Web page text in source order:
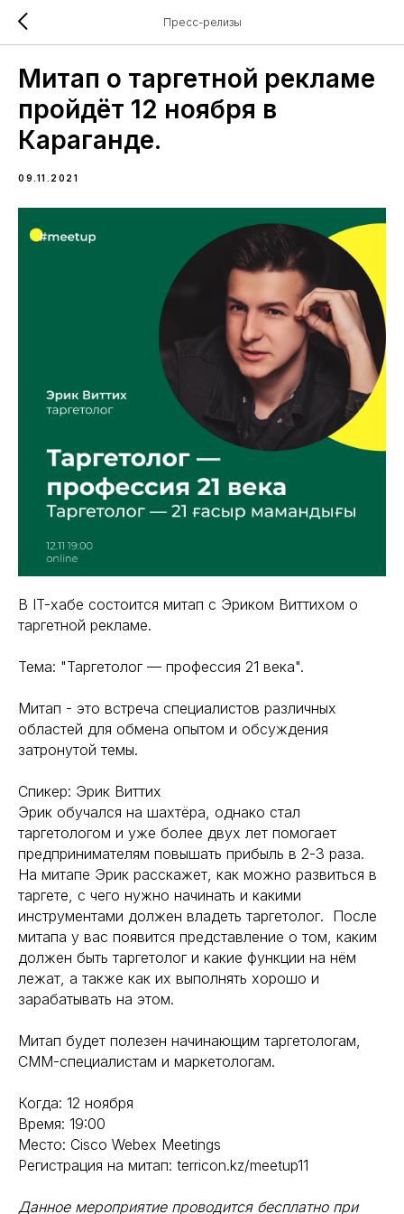
Пресс-релизы
Митап о таргетной рекламе
пройдёт 12 ноября в
Караганде.
09.11.2021
В IT-хабе состоится митап с Эриком Виттихом о
таргетной рекламе.
Тема: "Таргетолог — профессия 21 века".
Митап - это встреча специалистов различных
областей для обмена опытом и обсуждения
затронутой темы.
Спикер: Эрик Виттих
Эрик обучался на шахтёра, однако стал
таргетологом и уже более двух лет помогает
предпринимателям повышать прибыль в 2-3 раза.
На митапе Эрик расскажет, как можно развиться в
таргете, с чего нужно начинать и какими
инструментами должен владеть таргетолог. После
митапа у вас появится представление о том, каким
должен быть таргетолог и какие функции на нём
лежат, а также как их выполнять хорошо и
зарабатывать на этом.
Митап будет полезен начинающим таргетологам,
СММ-специалистам и маркетологам.
Когда: 12 ноября
Время: 19:00
Место: Cisco Webex Meetings
Регистрация на митап: terricon.kz/meetup11
Данное мероприятие проводится бесплатно при